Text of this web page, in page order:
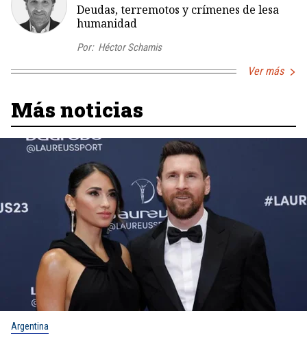
Deudas, terremotos y crímenes de lesa
humanidad
Por: Héctor Schamis
Ver más
Más noticias
Argentina